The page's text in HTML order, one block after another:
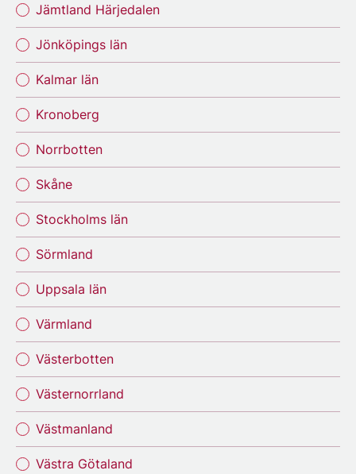
Jämtland Härjedalen
Jönköpings län
Kalmar län
Kronoberg
Norrbotten
Skåne
Stockholms län
Sörmland
Uppsala län
Värmland
Västerbotten
Västernorrland
Västmanland
Västra Götaland